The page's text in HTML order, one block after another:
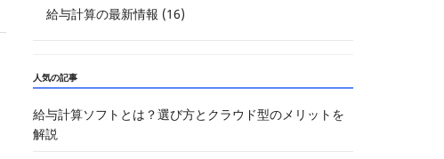
給与計算の最新情報 (16)
人気の記事
給与計算ソフトとは？選び方とクラウド型のメリットを
解説